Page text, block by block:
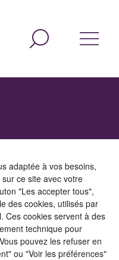
adaptée à vos besoins,
ce site avec votre
"Les accepter tous",
des cookies, utilisés par
Ces cookies servent à des
technique pour
pouvez les refuser en
ou "Voir les préférences"